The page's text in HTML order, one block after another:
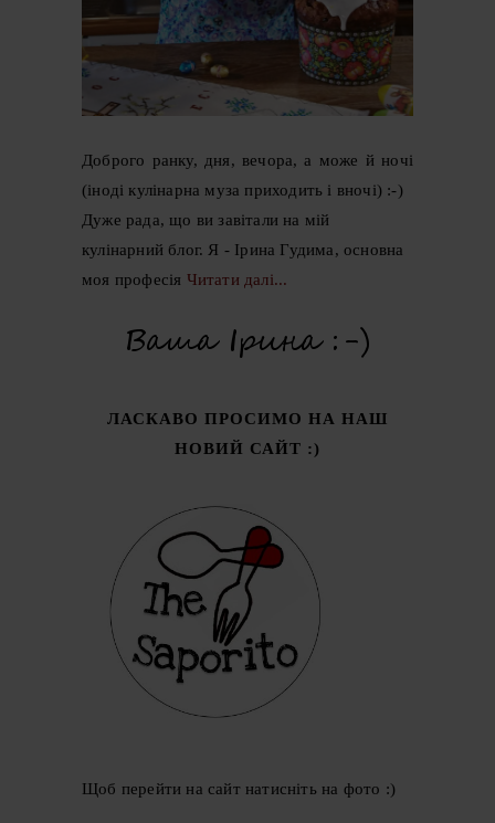
Доброго ранку, дня, вечора, а може й ночі
(іноді кулінарна муза приходить і вночі) :-)
Дуже рада, що ви завітали на мій
кулінарний блог. Я - Ірина Гудима, основна
моя професія Читати далі...
ЛАСКАВО ПРОСИМО НА НАШ
НОВИЙ САЙТ :)
Щоб перейти на сайт натисніть на фото :)